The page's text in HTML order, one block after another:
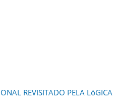
REVISITADO PELA LóGICA